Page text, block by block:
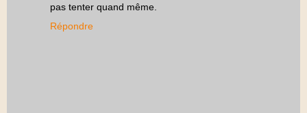
pas tenter quand même.
Répondre